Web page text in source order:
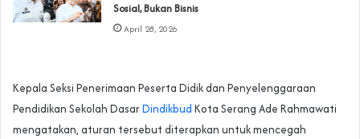
Sosial, Bukan Bisnis
April 28, 2026
‎‎Kepala Seksi Penerimaan Peserta Didik dan Penyelenggaraan
Pendidikan Sekolah DasarDindikbud Kota Serang Ade Rahmawati
mengatakan, aturan tersebut diterapkan untuk mencegah